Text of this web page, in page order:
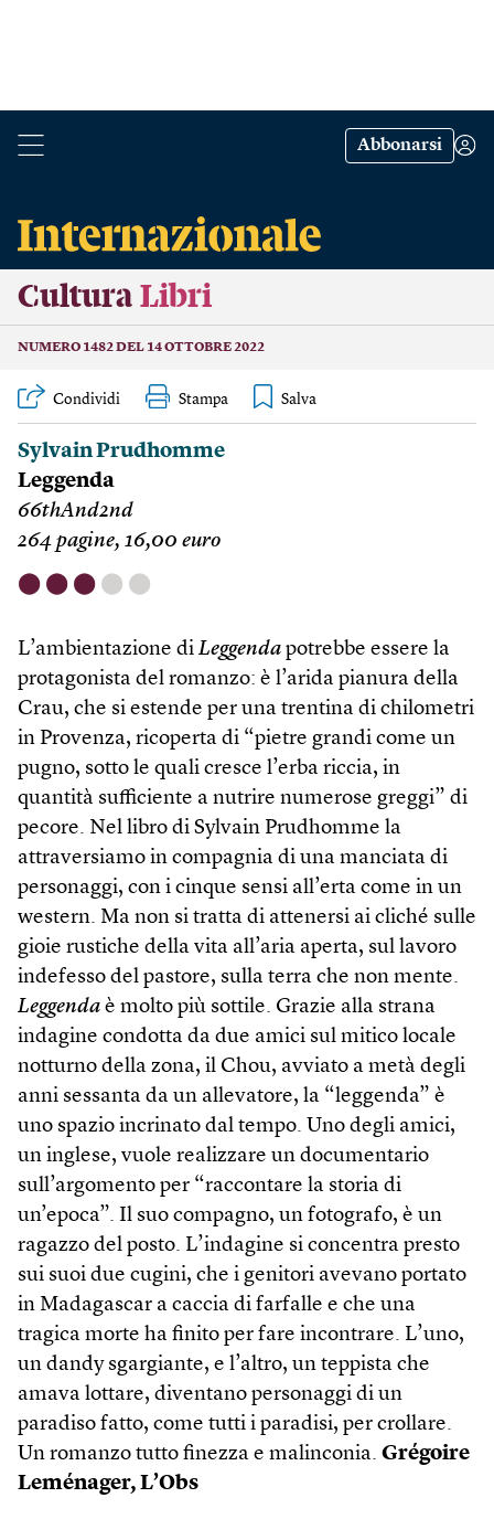
Abbonarsi
Cultura Libri
NUMERO 1482 DEL 14 OTTOBRE 2022
Condividi Stampa
Sylvain Prudhomme
Leggenda
66thAnd2nd
264 pagine, 16,00 euro
⬤ ⬤ ⬤ ⬤ ⬤
L’ambientazione di Leggenda potrebbe essere la
protagonista del romanzo: è l’arida pianura della
Crau, che si estende per una trentina di chilometri
in Provenza, ricoperta di “pietre grandi come un
pugno, sotto le quali cresce l’erba riccia, in
quantità sufficiente a nutrire numerose greggi” di
pecore. Nel libro di Sylvain Prud­homme la
attraversiamo in compagnia di una manciata di
personaggi, con i cinque sensi all’erta come in un
western. Ma non si tratta di attenersi ai cliché sulle
gioie rustiche della vita all’aria aperta, sul lavoro
indefesso del pastore, sulla terra che non mente.
Leggenda è molto più sottile. Grazie alla strana
indagine condotta da due amici sul mitico locale
notturno della zona, il Chou, avviato a metà degli
anni sessanta da un allevatore, la “leggenda” è
uno spazio incrinato dal tempo. Uno degli amici,
un inglese, vuole realizzare un documentario
sull’argomento per “raccontare la storia di
un’epoca”. Il suo compagno, un fotografo, è un
ragazzo del posto. L’indagine si concentra presto
sui suoi due cugini, che i genitori avevano portato
in Madagascar a caccia di farfalle e che una
tragica morte ha finito per fare incontrare. L’uno,
un dandy sgargiante, e l’altro, un teppista che
amava lottare, diventano personaggi di un
paradiso fatto, come tutti i paradisi, per crollare.
Un romanzo tutto finezza e malinconia. Grégoire
Leménager, L’Obs